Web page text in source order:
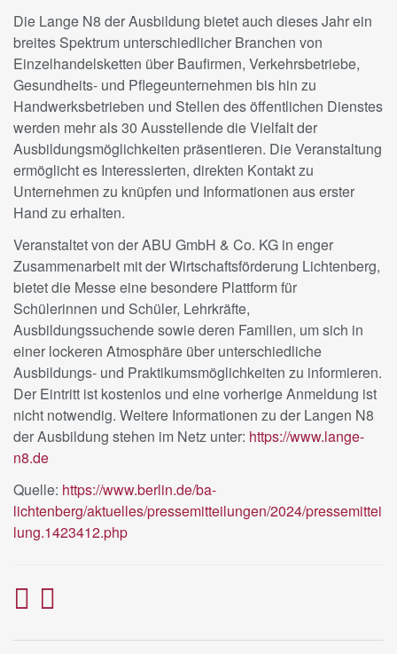
Die Lange N8 der Ausbildung bietet auch dieses Jahr ein
breites Spektrum unterschiedlicher Branchen von
Einzelhandelsketten über Baufirmen, Verkehrsbetriebe,
Gesundheits- und Pflegeunternehmen bis hin zu
Handwerksbetrieben und Stellen des öffentlichen Dienstes
werden mehr als 30 Ausstellende die Vielfalt der
Ausbildungsmöglichkeiten präsentieren. Die Veranstaltung
ermöglicht es Interessierten, direkten Kontakt zu
Unternehmen zu knüpfen und Informationen aus erster
Hand zu erhalten.
Veranstaltet von der ABU GmbH & Co. KG in enger
Zusammenarbeit mit der Wirtschaftsförderung Lichtenberg,
bietet die Messe eine besondere Plattform für
Schülerinnen und Schüler, Lehrkräfte,
Ausbildungssuchende sowie deren Familien, um sich in
einer lockeren Atmosphäre über unterschiedliche
Ausbildungs- und Praktikumsmöglichkeiten zu informieren.
Der Eintritt ist kostenlos und eine vorherige Anmeldung ist
nicht notwendig. Weitere Informationen zu der Langen N8
der Ausbildung stehen im Netz unter: https://www.lange-
n8.de
Quelle: https://www.berlin.de/ba-
lichtenberg/aktuelles/pressemitteilungen/2024/pressemittei
lung.1423412.php